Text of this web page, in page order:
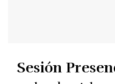
Sesión